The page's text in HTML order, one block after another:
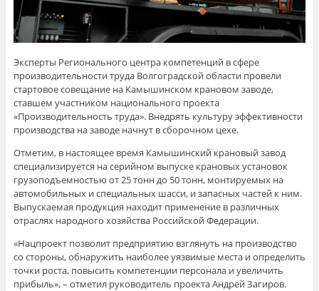
Эксперты Регионального центра компетенций в сфере
производительности труда Волгоградской области провели
стартовое совещание на Камышинском крановом заводе,
ставшем участником национального проекта
«Производительность труда». Внедрять культуру эффективности
производства на заводе начнут в сборочном цехе.
Отметим, в настоящее время Камышинский крановый завод
специализируется на серийном выпуске крановых установок
грузоподъемностью от 25 тонн до 50 тонн, монтируемых на
автомобильных и специальных шасси, и запасных частей к ним.
Выпускаемая продукция находит применение в различных
отраслях народного хозяйства Российской Федерации.
«Нацпроект позволит предприятию взглянуть на производство
со стороны, обнаружить наиболее уязвимые места и определить
точки роста, повысить компетенции персонала и увеличить
прибыль», – отметил руководитель проекта Андрей Загиров.